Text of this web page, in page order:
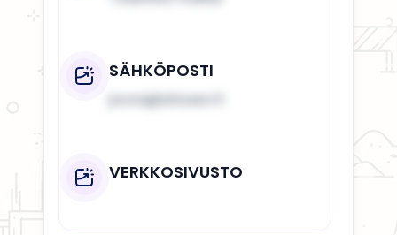
SÄHKÖPOSTI
joona@ahosen.fi
VERKKOSIVUSTO